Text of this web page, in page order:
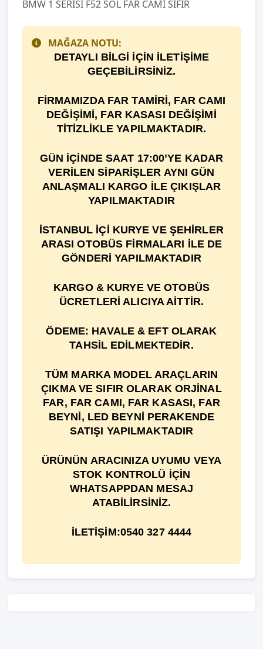
BMW 1 SERİSİ F52 SOL FAR CAMI SIFIR
MAĞAZA NOTU:
DETAYLI BİLGİ İÇİN İLETİŞİME
GEÇEBİLİRSİNİZ.
FİRMAMIZDA FAR TAMİRİ, FAR CAMI
DEĞİŞİMİ, FAR KASASI DEĞİŞİMİ
TİTİZLİKLE YAPILMAKTADIR.
GÜN İÇİNDE SAAT 17:00’YE KADAR
VERİLEN SİPARİŞLER AYNI GÜN
ANLAŞMALI KARGO İLE ÇIKIŞLAR
YAPILMAKTADIR
İSTANBUL İÇİ KURYE VE ŞEHİRLER
ARASI OTOBÜS FİRMALARI İLE DE
GÖNDERİ YAPILMAKTADIR
KARGO & KURYE VE OTOBÜS
ÜCRETLERİ ALICIYA AİTTİR.
ÖDEME: HAVALE & EFT OLARAK
TAHSİL EDİLMEKTEDİR.
TÜM MARKA MODEL ARAÇLARIN
ÇIKMA VE SIFIR OLARAK ORJİNAL
FAR, FAR CAMI, FAR KASASI, FAR
BEYNİ, LED BEYNİ PERAKENDE
SATIŞI YAPILMAKTADIR
ÜRÜNÜN ARACINIZA UYUMU VEYA
STOK KONTROLÜ İÇİN
WHATSAPPDAN MESAJ
ATABİLİRSİNİZ.
İLETİŞİM:0540 327 4444